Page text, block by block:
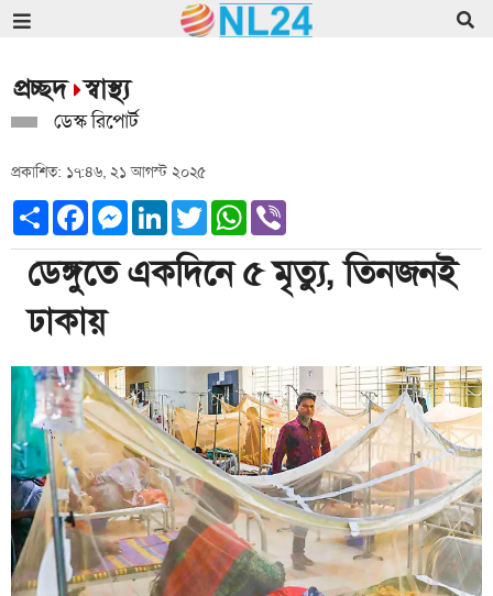
প্রচ্ছদ স্বাস্থ্য
ডেস্ক রিপোর্ট
প্রকাশিত: ১৭:৪৬, ২১ আগস্ট ২০২৫
ShareFacebookMessenger
LinkedInTwitterWhatsApp
ডেঙ্গুতে একদিনে ৫ মৃত্যু, তিনজনই
ঢাকায়